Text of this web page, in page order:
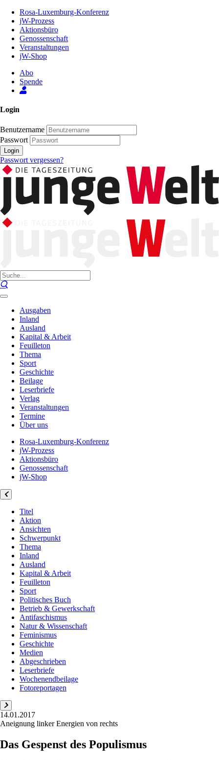
Inhalt
Seite
Rosa-Luxemburg-Konferenz
jW-Prozess
Aktionsbüro
Genossenschaft
Veranstaltungen
jW-Shop
Abo
Spende
Login
Benutzername
Passwort
Login
Passwort vergessen?
Ausgaben
Inland
Ausland
Kapital & Arbeit
Feuilleton
Thema
Sport
Geschichte
Beilage
Leserbriefe
Verlag
Veranstaltungen
Termine
Über uns
Rosa-Luxemburg-Konferenz
jW-Prozess
Aktionsbüro
Genossenschaft
jW-Shop
Titel
Aktion
Ansichten
Schwerpunkt
Thema
Inland
Ausland
Kapital & Arbeit
Feuilleton
Sport
Politisches Buch
Betrieb & Gewerkschaft
Antifaschismus
Natur & Wissenschaft
Feminismus
Geschichte
Medien
Abgeschrieben
Leserbriefe
Wochenendbeilage
Fotoreportagen
14.01.2017
Aneignung linker Energien von rechts
Das Gespenst des Populismus